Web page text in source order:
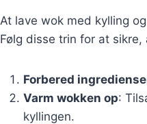
At lave wok med kylling
Følg disse trin for at
Forbered
Varm wokken op:
kyllingen.